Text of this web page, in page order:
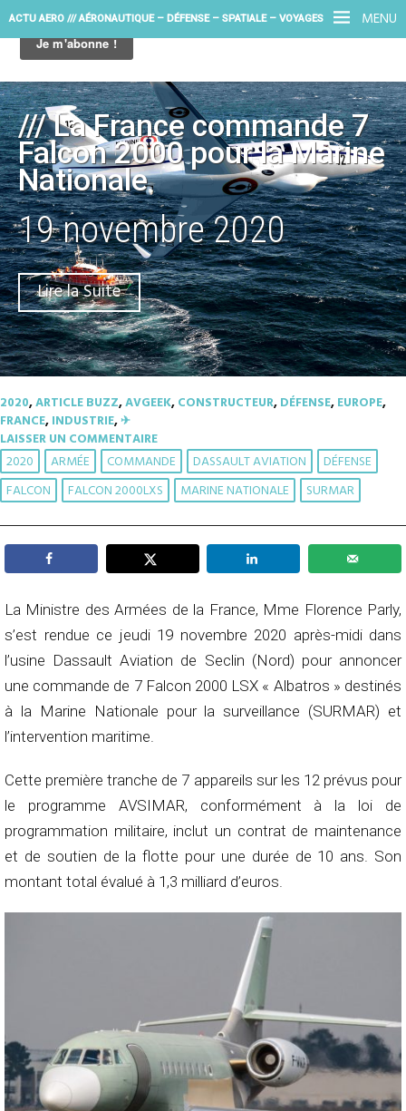
MENU
ACTU AERO /// AÉRONAUTIQUE – DÉFENSE – SPATIALE – VOYAGES
/// La France commande 7
Falcon 2000 pour la Marine
Nationale
19 novembre 2020
Lire la Suite
2020,ARTICLE BUZZ,AVGEEK,CONSTRUCTEUR,DÉFENSE,EUROPE,
FRANCE,INDUSTRIE,✈︎
LAISSER UN COMMENTAIRE
2020 ARMÉE COMMANDE DASSAULT AVIATION
DÉFENSE
FALCON
FALCON 2000LXS MARINE NATIONALE SURMAR
La Ministre des Armées de la France, Mme Florence Parly,
s’est rendue ce jeudi 19 novembre 2020 après-midi dans
l’usine Dassault Aviation de Seclin (Nord) pour annoncer
une commande de 7 Falcon 2000 LSX « Albatros » destinés
à la Marine Nationale pour la surveillance (SURMAR) et
l’intervention maritime.
Cette première tranche de 7 appareils sur les 12 prévus pour
le programme AVSIMAR, conformément à la loi de
programmation militaire, inclut un contrat de maintenance
et de soutien de la flotte pour une durée de 10 ans. Son
montant total évalué à 1,3 milliard d’euros.